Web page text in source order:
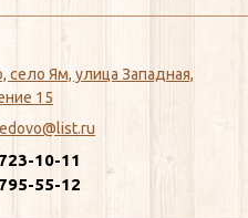
Ям, улица Западная,
15
723-10-11
795-55-12